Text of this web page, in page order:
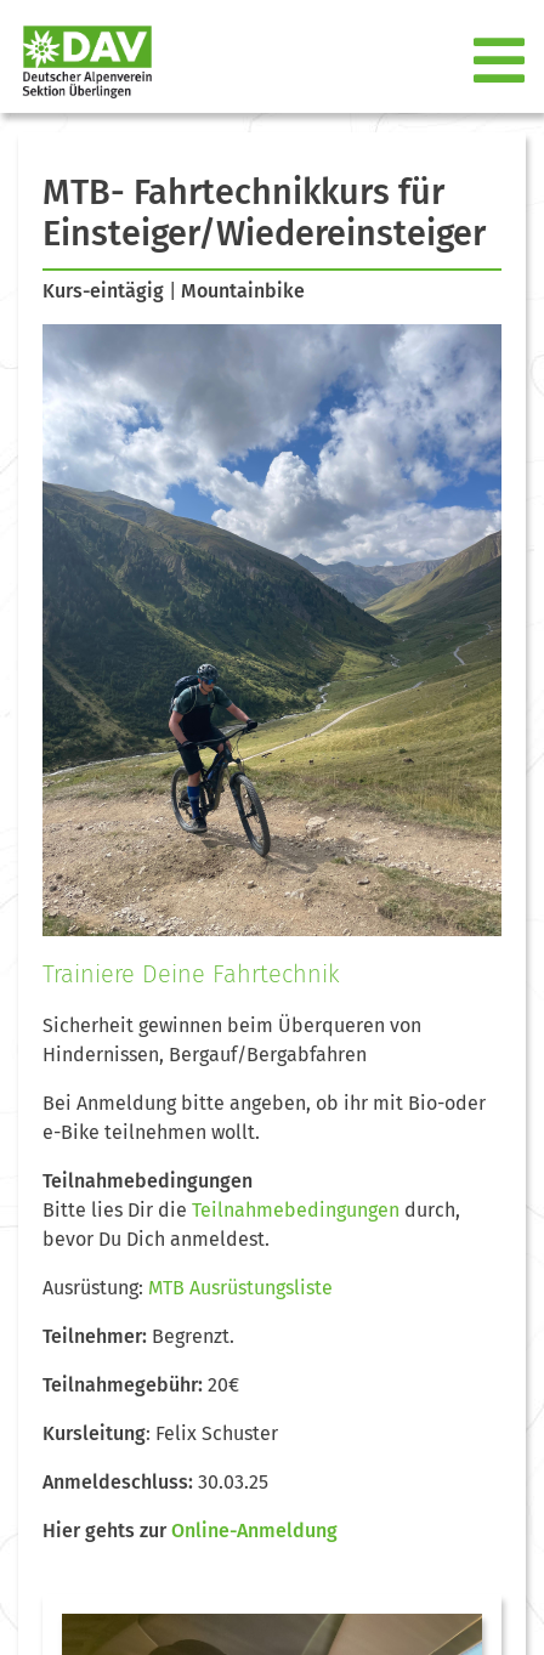
MTB- Fahrtechnikkurs für
Einsteiger/Wiedereinsteiger
Kurs-eintägig Mountainbike
Trainiere Deine Fahrtechnik
Sicherheit gewinnen beim Überqueren von
Hindernissen, Bergauf/Bergabfahren
Bei Anmeldung bitte angeben, ob ihr mit Bio-oder
e-Bike teilnehmen wollt.
Teilnahmebedingungen
Bitte lies Dir die Teilnahmebedingungen durch,
bevor Du Dich anmeldest.
Ausrüstung: MTB Ausrüstungsliste
Teilnehmer: Begrenzt.
Teilnahmegebühr: 20€
Kursleitung: Felix Schuster
Anmeldeschluss: 30.03.25
Hiergehts zurOnline-Anmeldung